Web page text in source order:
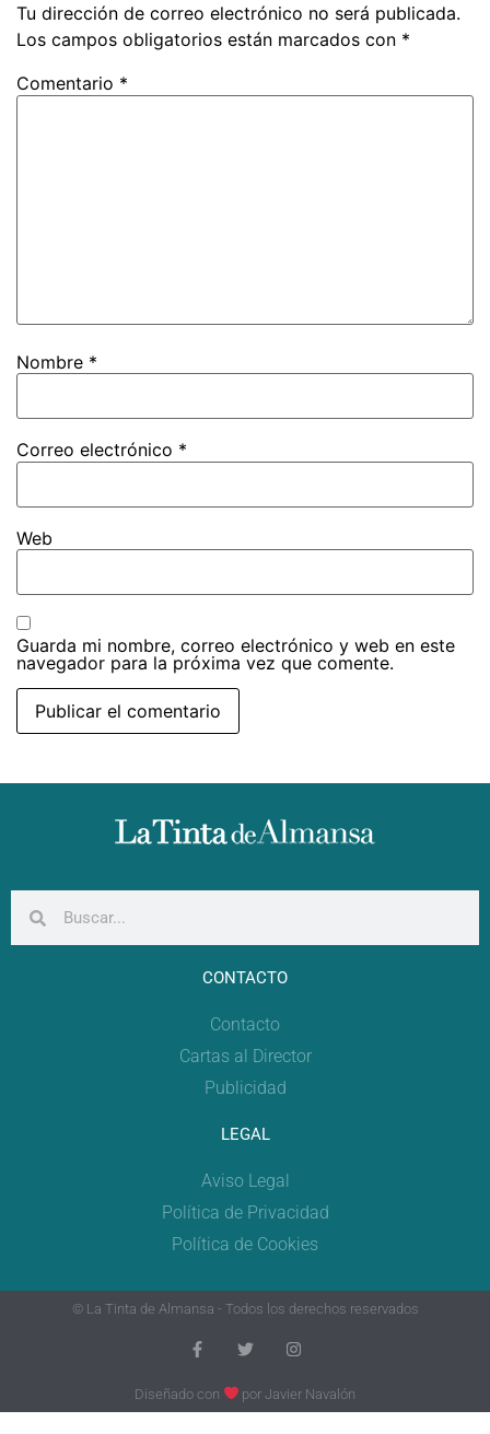
Tu dirección de correo electrónico no será publicada.
Los campos obligatorios están marcados con *
Comentario *
Nombre *
Correo electrónico *
Web
Guarda mi nombre, correo electrónico y web en este
navegador para la próxima vez que comente.
CONTACTO
Contacto
Cartas al Director
Publicidad
LEGAL
Aviso Legal
Política de Privacidad
Política de Cookies
© La Tinta de Almansa - Todos los derechos reservados
Diseñado con porJavier Navalón